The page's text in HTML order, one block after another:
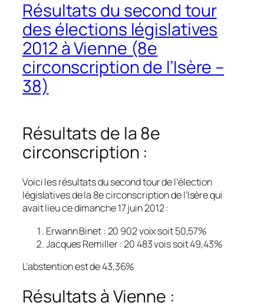
Résultats du second tour
des élections législatives
2012 à Vienne (8e
circonscription de l’Isère –
38)
Résultats de la 8e
circonscription :
Voici les résultats du second tour de l’élection
législatives de la 8e circonscription de l’Isère qui
avait lieu ce dimanche 17 juin 2012 :
Erwann Binet : 20 902 voix soit 50,57%
Jacques Remiller : 20 483 vois soit 49,43%
L’abstention est de 43,36%
Résultats à Vienne :